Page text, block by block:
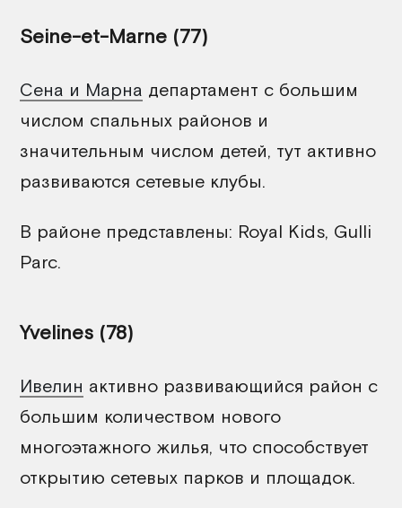
Seine-et-Marne (77)
Сена и Марна департамент с большим
числом спальных районов и
значительным числом детей, тут активно
развиваются сетевые клубы.
В районе представлены: Royal Kids, Gulli
Parc.
Yvelines (78)
Ивелин активно развивающийся район с
большим количеством нового
многоэтажного жилья, что способствует
открытию сетевых парков и площадок.